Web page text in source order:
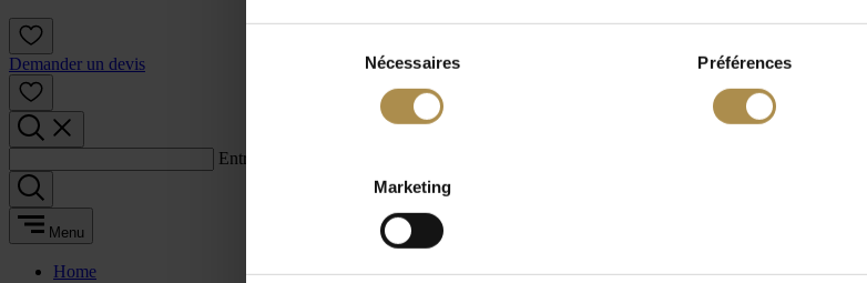
Nécessaires Préférences
Marketing
Demander un devis
Entrez un terme de recherche :
Menu
Home